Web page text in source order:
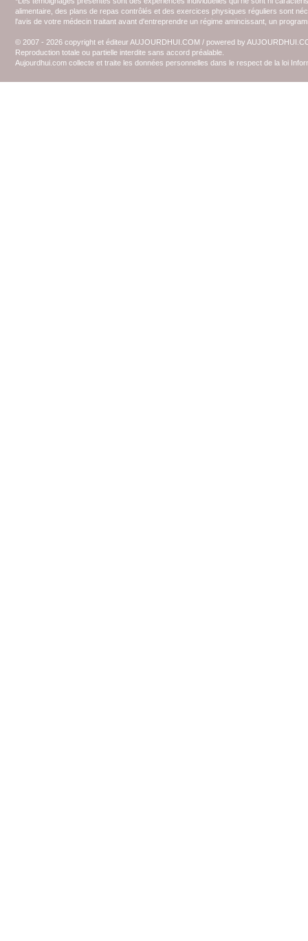
alimentaire, des plans de repas contrôlés et des exercices physiques réguliers sont
l'avis de votre médecin traitant avant d'entreprendre un régime amincissant, un
© 2007 - 2026 copyright et éditeur AUJOURDHUI.COM / powered by
Reproduction totale ou partielle interdite sans accord préalable.
Aujourdhui.com collecte et traite les données personnelles dans le respect de la loi